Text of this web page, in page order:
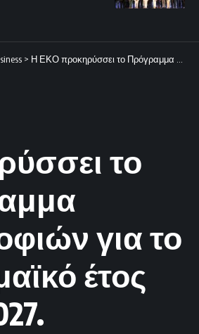
> Η ΕΚΟ προκηρύσσει το Πρόγραμμα Υποτροφιών για το ακαδημαϊκό έτος 2026–2027.
το
για το
έτος